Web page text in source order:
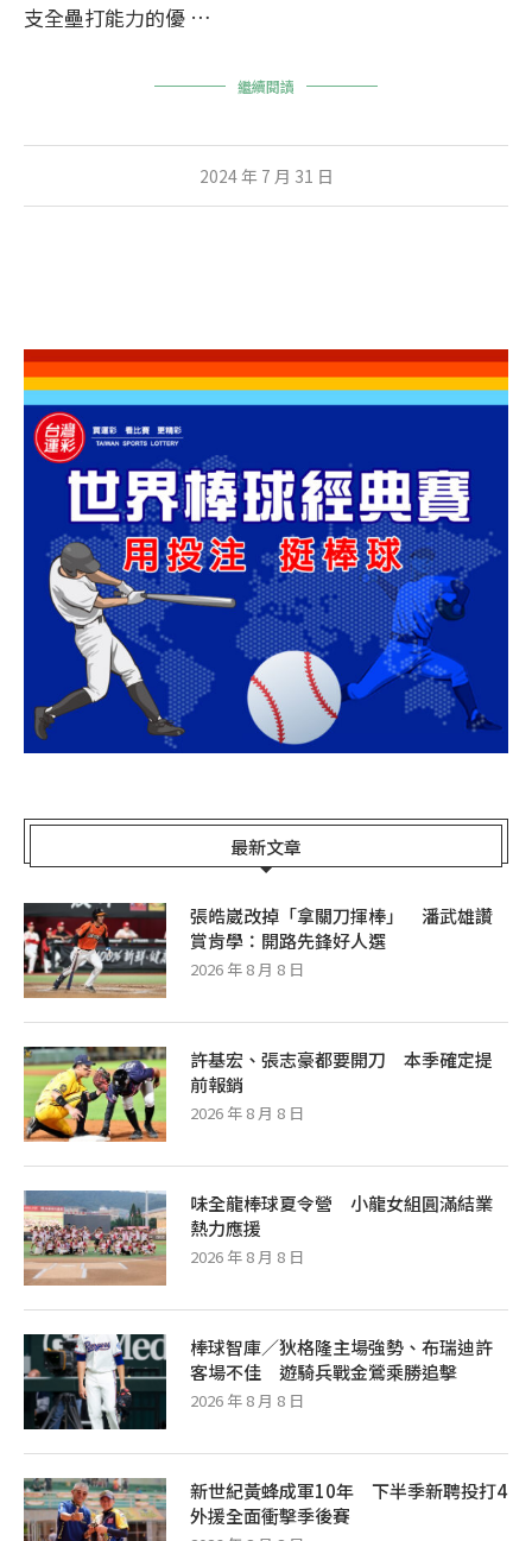
支全壘打能力的優 …
繼續閱讀
2024 年 7 月 31 日
最新文章
張皓崴改掉「拿關刀揮棒」 潘武雄讚
賞肯學：開路先鋒好人選
2026 年 8 月 8 日
許基宏、張志豪都要開刀 本季確定提
前報銷
2026 年 8 月 8 日
味全龍棒球夏令營 小龍女組圓滿結業
熱力應援
2026 年 8 月 8 日
棒球智庫／狄格隆主場強勢、布瑞迪許
客場不佳 遊騎兵戰金鶯乘勝追擊
2026 年 8 月 8 日
新世紀黃蜂成軍10年 下半季新聘投打4
外援全面衝擊季後賽